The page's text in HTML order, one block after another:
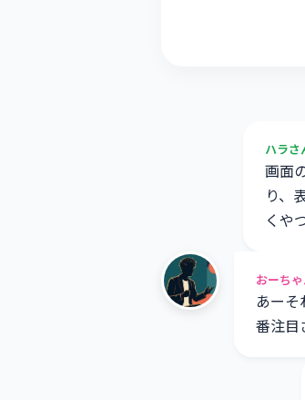
ハラさ
画面
り、
くや
おーち
あーそ
番注目